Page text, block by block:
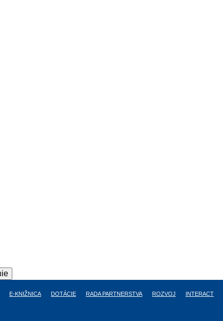
E-KNIŽNICA DOTÁCIE RADA PARTNERSTVA ROZVOJ INTERACT